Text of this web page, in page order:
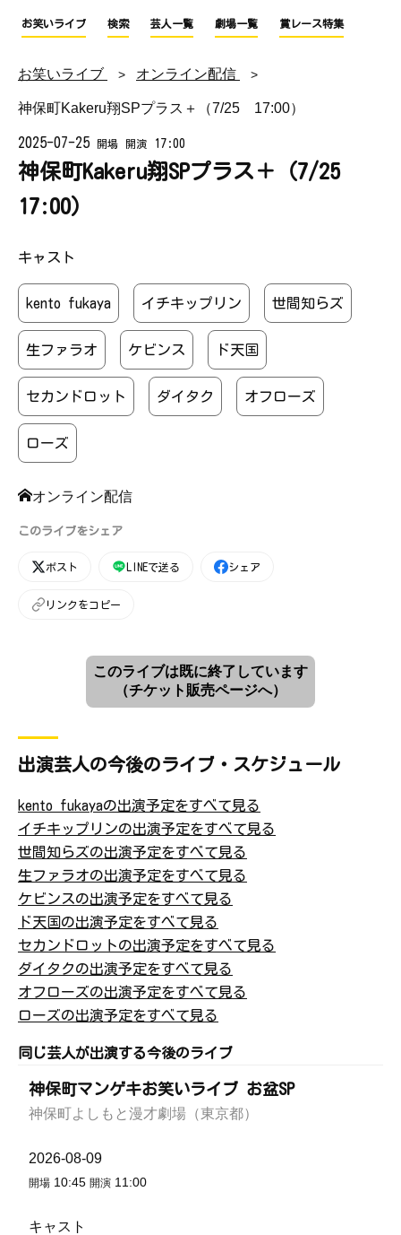
お笑いライブ 検索 芸人一覧 劇場一覧 賞レース特集
お笑いライブ オンライン配信
神保町Kakeru翔SPプラス＋（7/25 17:00）
2025-07-25 開場 開演 17:00
神保町Kakeru翔SPプラス＋（7/25
17:00）
キャスト
kento fukaya イチキップリン 世間知らズ
生ファラオ ケビンス ド天国
セカンドロット ダイタク オフローズ
ローズ
オンライン配信
このライブをシェア
ポスト LINEで送る シェア
リンクをコピー
このライブは既に終了しています
（チケット販売ページへ）
出演芸人の今後のライブ・スケジュール
kento fukayaの出演予定をすべて見る
イチキップリンの出演予定をすべて見る
世間知らズの出演予定をすべて見る
生ファラオの出演予定をすべて見る
ケビンスの出演予定をすべて見る
ド天国の出演予定をすべて見る
セカンドロットの出演予定をすべて見る
ダイタクの出演予定をすべて見る
オフローズの出演予定をすべて見る
ローズの出演予定をすべて見る
同じ芸人が出演する今後のライブ
神保町マンゲキお笑いライブ お盆SP
神保町よしもと漫才劇場（東京都）
2026-08-09
開場 10:45 開演 11:00
キャスト